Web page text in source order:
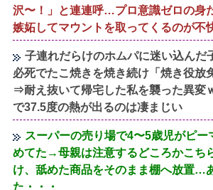
沢〜！」と連連呼…プロ意識ゼロの身
嫉妬してマウントを取ってくるのが不
子連れだらけのホムパに迷い込んだ
必死でたこ焼きを焼き続け「焼き役放
⇒耐え抜いて帰宅した私を襲った異変
で37.5度の熱が出るのは凄まじい
スーパーの売り場で4〜5歳児がピー
めてた→母親は注意するどころかこち
け、舐めた商品をそのまま棚へ放置…
た・・・